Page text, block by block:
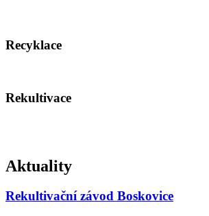
Recyklace
Rekultivace
Aktuality
Rekultivační závod Boskovice